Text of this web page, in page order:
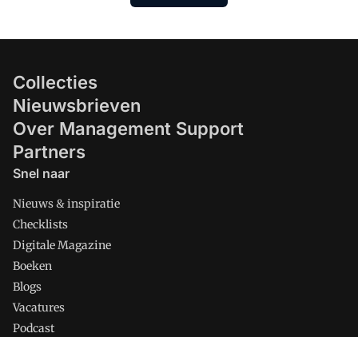
Collecties
Nieuwsbrieven
Over Management Support
Partners
Snel naar
Nieuws & inspiratie
Checklists
Digitale Magazine
Boeken
Blogs
Vacatures
Podcast